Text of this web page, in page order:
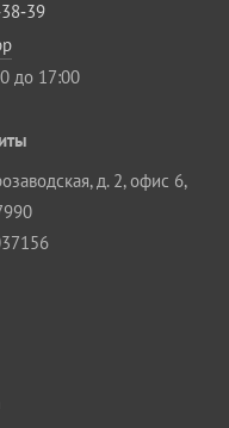
до 17:00
д. 2, офис 6,